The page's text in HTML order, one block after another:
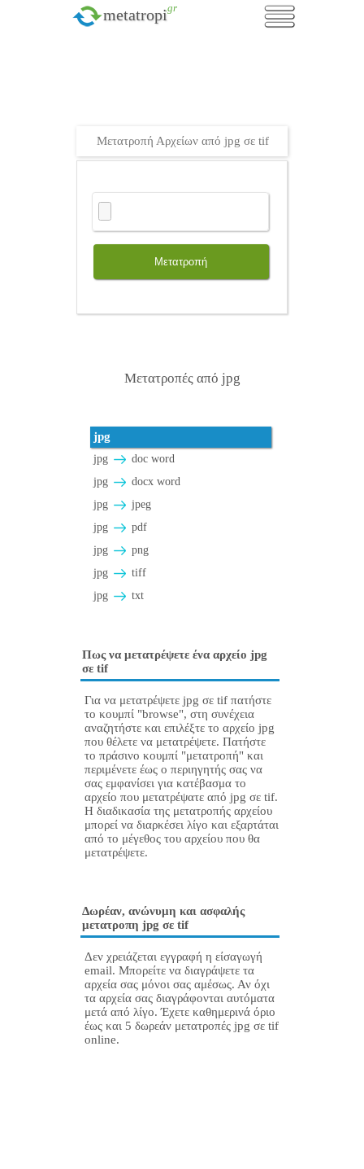
metatropi.gr
Μετατροπή Αρχείων από jpg σε tif
Μετατροπή
Μετατροπές από jpg
jpg
jpg
doc word
jpg
docx word
jpg
jpeg
jpg
pdf
jpg
png
jpg
tiff
jpg
txt
Πως να μετατρέψετε ένα αρχείο jpg
σε tif
Για να μετατρέψετε jpg σε tif πατήστε
το κουμπί "browse", στη συνέχεια
αναζητήστε και επιλέξτε το αρχείο jpg
που θέλετε να μετατρέψετε. Πατήστε
το πράσινο κουμπί "μετατροπή" και
περιμένετε έως ο περιηγητής σας να
σας εμφανίσει για κατέβασμα το
αρχείο που μετατρέψατε από jpg σε tif.
Η διαδικασία της μετατροπής αρχείου
μπορεί να διαρκέσει λίγο και εξαρτάται
από το μέγεθος του αρχείου που θα
μετατρέψετε.
Δωρέαν, ανώνυμη και ασφαλής
μετατροπη jpg σε tif
Δεν χρειάζεται εγγραφή η είσαγωγή
email. Μπορείτε να διαγράψετε τα
αρχεία σας μόνοι σας αμέσως. Αν όχι
τα αρχεία σας διαγράφονται αυτόματα
μετά από λίγο. Έχετε καθημερινά όριο
έως και 5 δωρεάν μετατροπές jpg σε tif
online.